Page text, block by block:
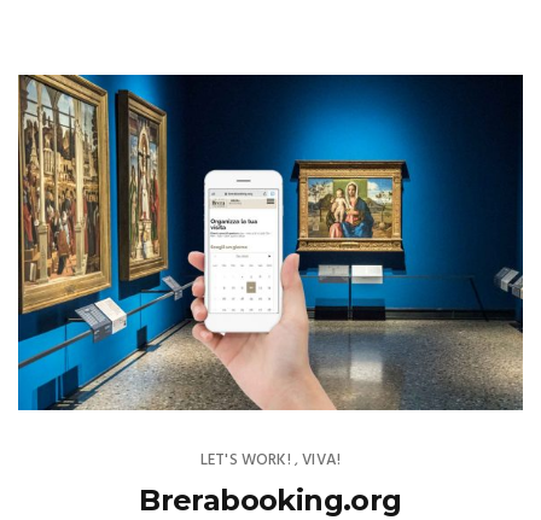
LET'S WORK! ,VIVA!
Brerabooking.org